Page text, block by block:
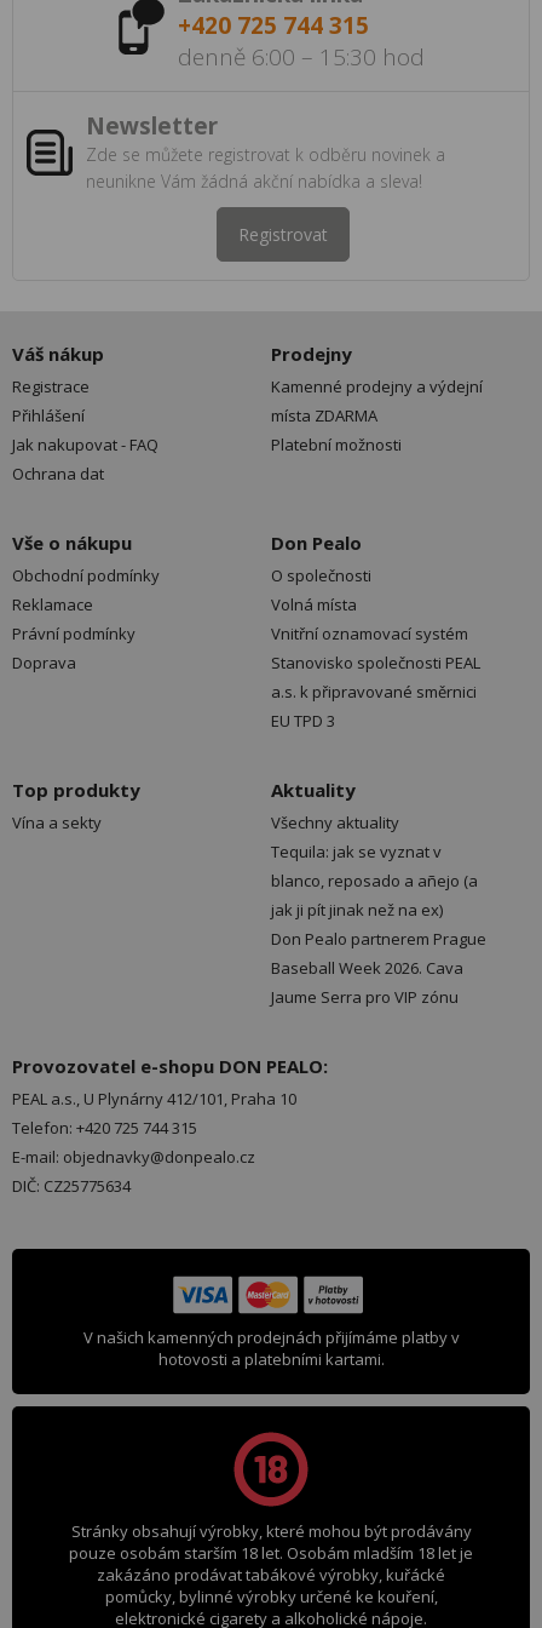
+420 725 744 315
denně 6:00 – 15:30 hod
Newsletter
Zde se můžete registrovat k odběru novinek a
neunikne Vám žádná akční nabídka a sleva!
Registrovat
Váš nákup
Registrace
Přihlášení
Jak nakupovat - FAQ
Ochrana dat
Prodejny
Kamenné prodejny a výdejní
místa ZDARMA
Platební možnosti
Vše o nákupu
Obchodní podmínky
Reklamace
Právní podmínky
Doprava
Don Pealo
O společnosti
Volná místa
Vnitřní oznamovací systém
Stanovisko společnosti PEAL
a.s. k připravované směrnici
EU TPD 3
Top produkty
Vína a sekty
Aktuality
Všechny aktuality
Tequila: jak se vyznat v
blanco, reposado a añejo (a
jak ji pít jinak než na ex)
Don Pealo partnerem Prague
Baseball Week 2026. Cava
Jaume Serra pro VIP zónu
Provozovatel e-shopu DON PEALO:
PEAL a.s., U Plynárny 412/101, Praha 10
Telefon: +420 725 744 315
E-mail: objednavky@donpealo.cz
DIČ: CZ25775634
V našich kamenných prodejnách přijímáme platby v
hotovosti a platebními kartami.
Stránky obsahují výrobky, které mohou být prodávány
pouze osobám starším 18 let. Osobám mladším 18 let je
zakázáno prodávat tabákové výrobky, kuřácké
pomůcky, bylinné výrobky určené ke kouření,
elektronické cigarety a alkoholické nápoje.